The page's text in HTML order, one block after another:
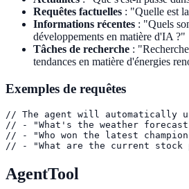
Requêtes factuelles : "Quelle est
Informations récentes : "Quels
développements en matière d'IA ?"
Tâches de recherche :
tendances en matière d'énergies
Exemples de requêtes
// The agent will automatically
// - "What's the weather forecast
// - "Who won the latest
// - "What are the current stock
AgentTool